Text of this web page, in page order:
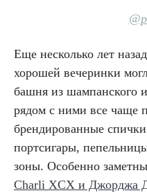
Еще несколько лет
хорошей вечеринки
башня из шампанского
рядом с ними все чаще
брендированные
портсигары,
зоны. Особенно
Charli XCX и Джорджа